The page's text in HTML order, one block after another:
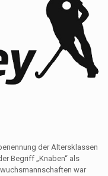
der Altersklassen
Begriff „Knaben“ als
war